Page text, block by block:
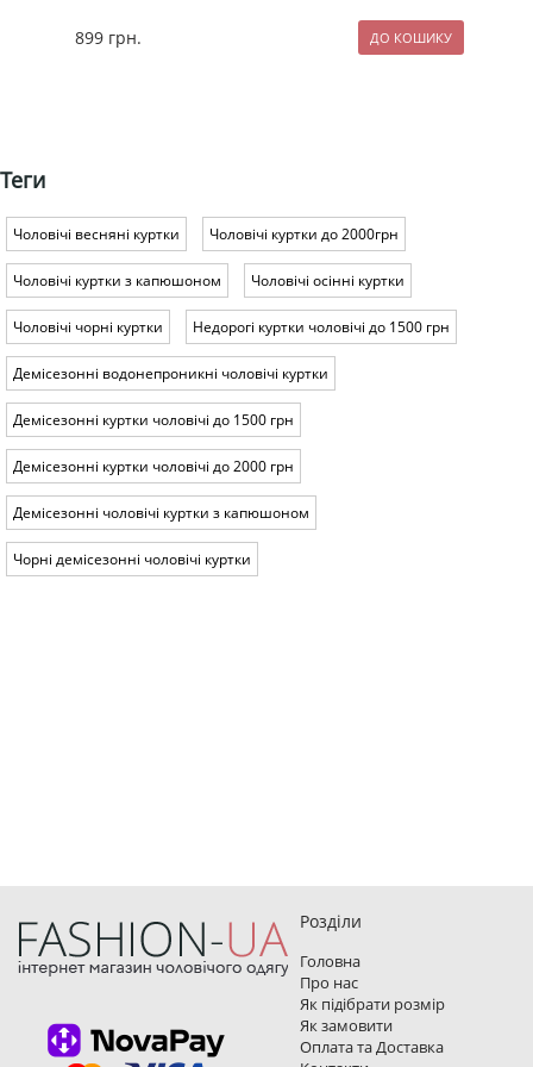
899 грн.
Теги
Чоловічі весняні куртки Чоловічі куртки до 2000грн
Чоловічі куртки з капюшоном Чоловічі осінні куртки
Чоловічі чорні куртки Недорогі куртки чоловічі до 1500 грн
Демісезонні водонепроникні чоловічі куртки
Демісезонні куртки чоловічі до 1500 грн
Демісезонні куртки чоловічі до 2000 грн
Демісезонні чоловічі куртки з капюшоном
Чорні демісезонні чоловічі куртки
Розділи
Головна
Про нас
Як підібрати розмір
Як замовити
Оплата та Доставка